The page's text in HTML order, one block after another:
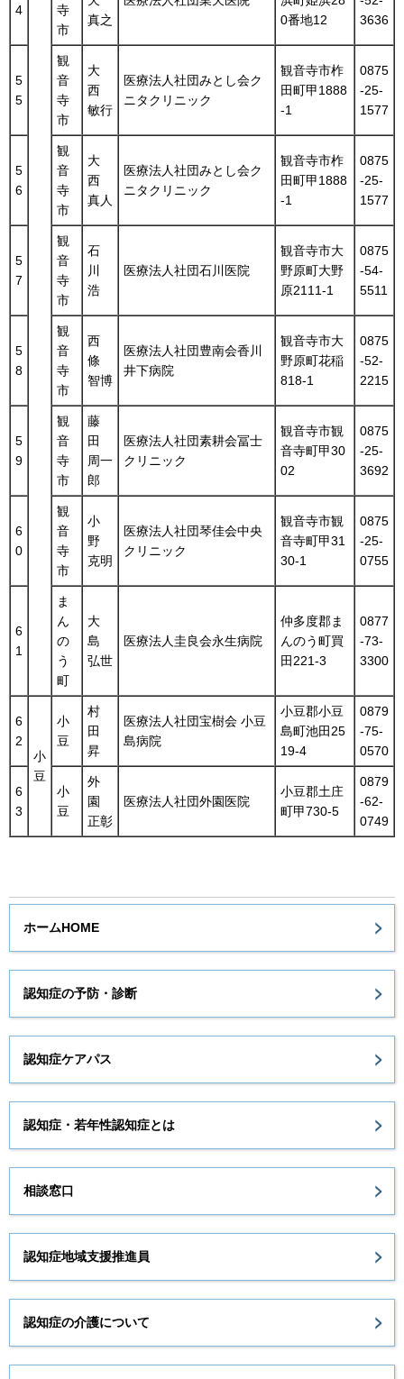
4
寺
市
真之
0番地12
3636
5
5
観
音
寺
市
大
西
敏行
医療法人社団みとし会ク
ニタクリニック
観音寺市柞
田町甲1888
-1
0875
-25-
1577
5
6
観
音
寺
市
大
西
真人
医療法人社団みとし会ク
ニタクリニック
観音寺市柞
田町甲1888
-1
0875
-25-
1577
5
7
観
音
寺
市
石
川
浩
医療法人社団石川医院
観音寺市大
野原町大野
原2111-1
0875
-54-
5511
5
8
観
音
寺
市
西
條
智博
医療法人社団豊南会香川
井下病院
観音寺市大
野原町花稲
818-1
0875
-52-
2215
5
9
観
音
寺
市
藤
田
周一
郎
医療法人社団素耕会冨士
クリニック
観音寺市観
音寺町甲30
02
0875
-25-
3692
6
0
観
音
寺
市
小
野
克明
医療法人社団琴佳会中央
クリニック
観音寺市観
音寺町甲31
30-1
0875
-25-
0755
6
1
ま
ん
の
う
町
大
島
弘世
医療法人圭良会永生病院
仲多度郡ま
んのう町買
田221-3
0877
-73-
3300
6
2
小
豆
小
豆
村
田
昇
医療法人社団宝樹会 小豆
島病院
小豆郡小豆
島町池田25
19-4
0879
-75-
0570
6
3
小
豆
外
園
正彰
医療法人社団外園医院
小豆郡土庄
町甲730-5
0879
-62-
0749
ホームHOME
認知症の予防・診断
認知症ケアパス
認知症・若年性認知症とは
相談窓口
認知症地域支援推進員
認知症の介護について